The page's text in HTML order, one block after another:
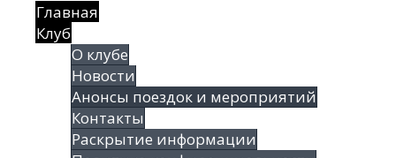
Главная
Клуб
О клубе
Новости
Анонсы поездок и мероприятий
Контакты
Раскрытие информации